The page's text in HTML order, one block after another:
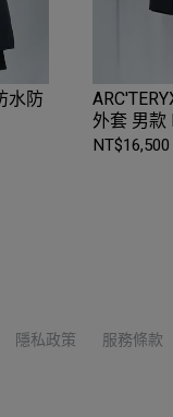
水防
外套 男款
NT$16,500
隱私政策 服務條款